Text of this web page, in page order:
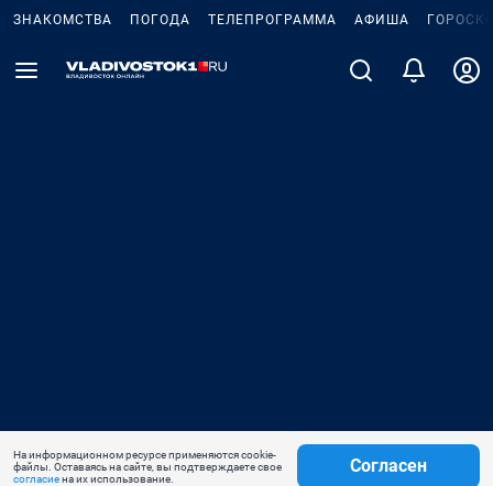
ЗНАКОМСТВА ПОГОДА ТЕЛЕПРОГРАММА АФИША
На информационном ресурсе применяются cookie-
файлы. Оставаясь на сайте, вы подтверждаете свое
согласиена их использование.
Согласен